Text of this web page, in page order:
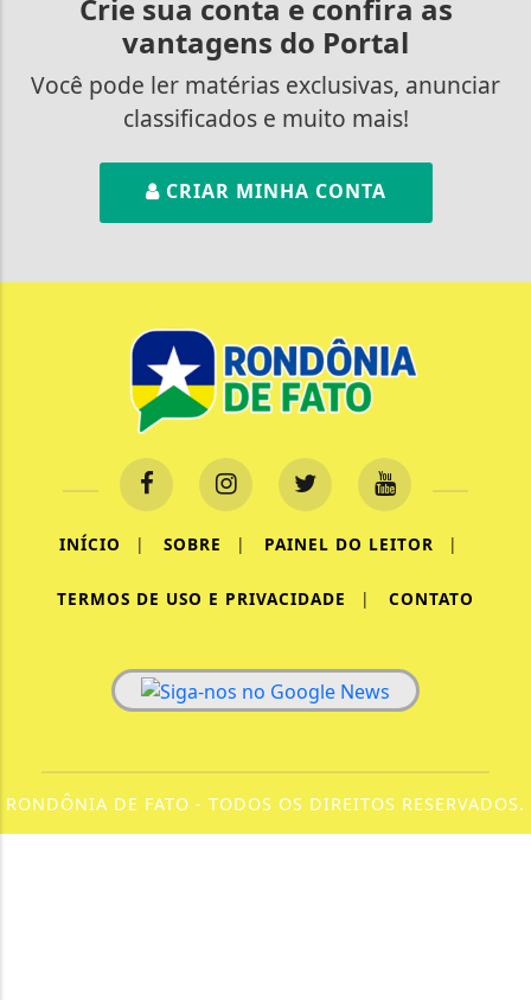
Crie sua conta e confira as
vantagens do Portal
Você pode ler matérias exclusivas, anunciar
classificados e muito mais!
CRIAR MINHA CONTA
INÍCIO | SOBRE | PAINEL DO LEITOR |
TERMOS DE USO E PRIVACIDADE | CONTATO
RONDÔNIA DE FATO - TODOS OS DIREITOS RESERVADOS.